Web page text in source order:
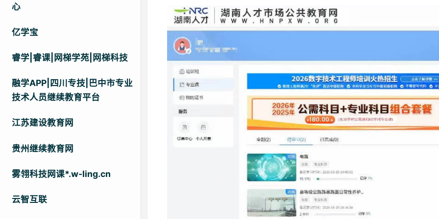
心
亿学宝
睿学|睿课|网梯学苑|网梯科技
融学APP|四川专技|巴中市专业
技术人员继续教育平台
江苏建设教育网
贵州继续教育网
雾翎科技网课*.w-ling.cn
云智互联